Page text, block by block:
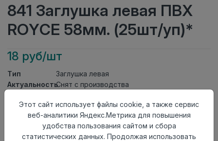
841 Заглушка левая ПВХ
ROYCE 58мм. (25шт/уп)*
18 руб/шт
Тип
Заглушка левая
АктуальностьСнят с производства
Осталось228 шт
Добавить в корзину
Этот сайт использует файлы cookie, а также сервис
веб-аналитики Яндекс.Метрика для повышения
удобства пользования сайтом и сбора
статистических данных. Продолжая использовать